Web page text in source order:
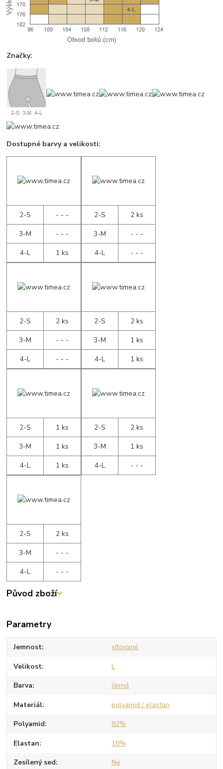
Značky:
Dostupné barvy a velikosti:
2-S
- - -
3-M
- - -
4-L
1 ks
2-S
2 ks
3-M
- - -
4-L
- - -
2-S
2 ks
3-M
- - -
4-L
- - -
2-S
2 ks
3-M
1 ks
4-L
1 ks
2-S
1 ks
3-M
1 ks
4-L
1 ks
2-S
2 ks
3-M
1 ks
4-L
- - -
2-S
2 ks
3-M
- - -
4-L
- - -
Původ zboží
Parametry
Jemnost síťované
Velikost L
Barva černá
Materiál polyamid / elastan
Polyamid 82%
Elastan 18%
Zesílený sed Ne